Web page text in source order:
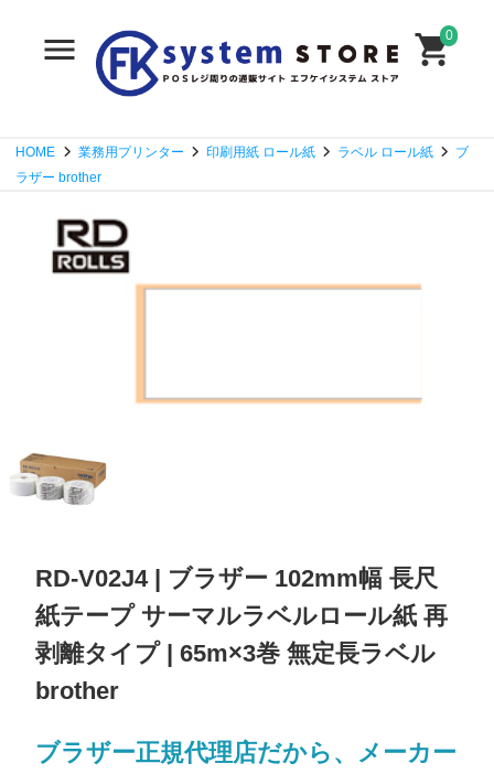
0
HOME 業務用プリンター 印刷用紙 ロール紙 ラベル ロール紙
ブ
ラザー brother
RD-V02J4 | ブラザー 102mm幅 長尺
紙テープ サーマルラベルロール紙 再
剥離タイプ | 65m×3巻 無定長ラベル
brother
ブラザー正規代理店だから、メーカー